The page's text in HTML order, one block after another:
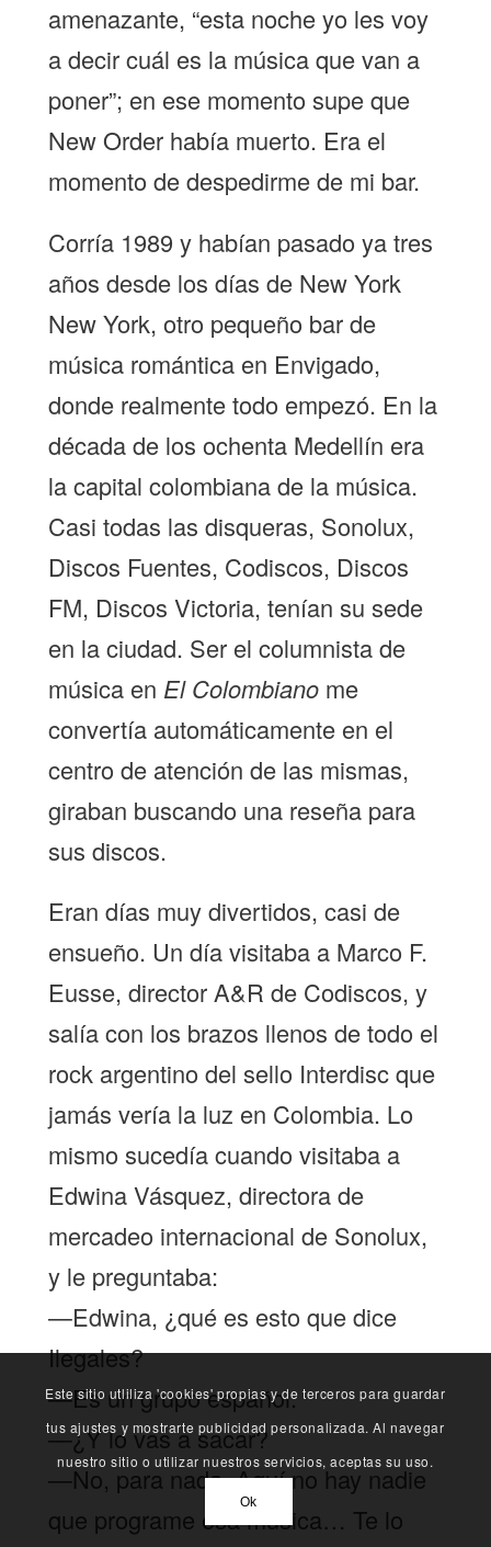
amenazante, “esta noche yo les voy
a decir cuál es la música que van a
poner”; en ese momento supe que
New Order había muerto. Era el
momento de despedirme de mi bar.
Corría 1989 y habían pasado ya tres
años desde los días de New York
New York, otro pequeño bar de
música romántica en Envigado,
donde realmente todo empezó. En la
década de los ochenta Medellín era
la capital colombiana de la música.
Casi todas las disqueras, Sonolux,
Discos Fuentes, Codiscos, Discos
FM, Discos Victoria, tenían su sede
en la ciudad. Ser el columnista de
música en El Colombianome
convertía automáticamente en el
centro de atención de las mismas,
giraban buscando una reseña para
sus discos.
Eran días muy divertidos, casi de
ensueño. Un día visitaba a Marco F.
Eusse, director A&R de Codiscos, y
salía con los brazos llenos de todo el
rock argentino del sello Interdisc que
jamás vería la luz en Colombia. Lo
mismo sucedía cuando visitaba a
Edwina Vásquez, directora de
mercadeo internacional de Sonolux,
y le preguntaba:
—Edwina, ¿qué es esto que dice
Ilegales?
—Es un grupo español.
—¿Y lo vas a sacar?
—No, para nada. Aquí no hay nadie
que programe esa música… Te lo
Este sitio utliliza 'cookies' propias y de terceros para guardar
tus ajustes y mostrarte publicidad personalizada. Al navegar
nuestro sitio o utilizar nuestros servicios, aceptas su uso.
Ok